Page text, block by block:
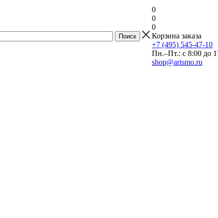
0
0
0
Корзина заказа
+7 (495) 545-47-10
Пн.–Пт.: с 8:00 до
shop@arismo.ru